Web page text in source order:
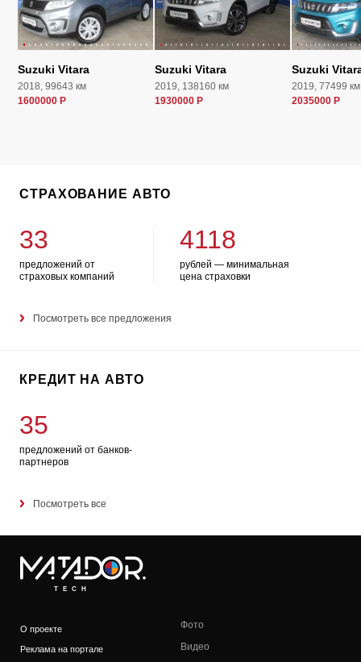
Suzuki Vitara
2018, 99643 км
1600000 Р
Suzuki Vitara
2019, 138160 км
1930000 Р
Suzuki
2019, 77499 км
2035000 Р
СТРАХОВАНИЕ АВТО
33
предложений от
страховых компаний
4118
рублей — минимальная
цена страховки
Посмотреть все предложения
КРЕДИТ НА АВТО
35
предложений от банков-
партнеров
Посмотреть все
TECH
О проекте
Реклама на портале
Фото
Видео